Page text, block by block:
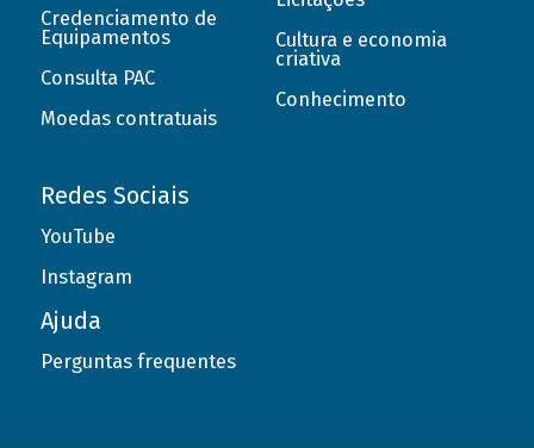
Credenciamento de
Equipamentos
Consulta PAC
Moedas contratuais
Cultura e economia
criativa
Conhecimento
Redes Sociais
YouTube
Instagram
Ajuda
Perguntas frequentes